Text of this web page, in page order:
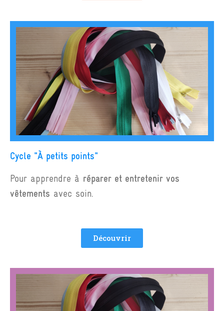
Cycle "À petits points"
Pour apprendre à réparer et entretenir vos
vêtements avec soin.
Découvrir